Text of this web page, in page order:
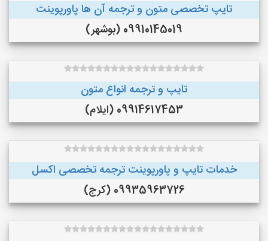
تایپ تخصصی متون و ترجمه آن ها پاورپوینت
09910145019 (بوشهر)
تایپ و ترجمه انواع متون
09914617453 (ایلام)
خدمات تایپ و پاورپوینت ترجمه تخصصی اکسل
09935963726 (کرج)